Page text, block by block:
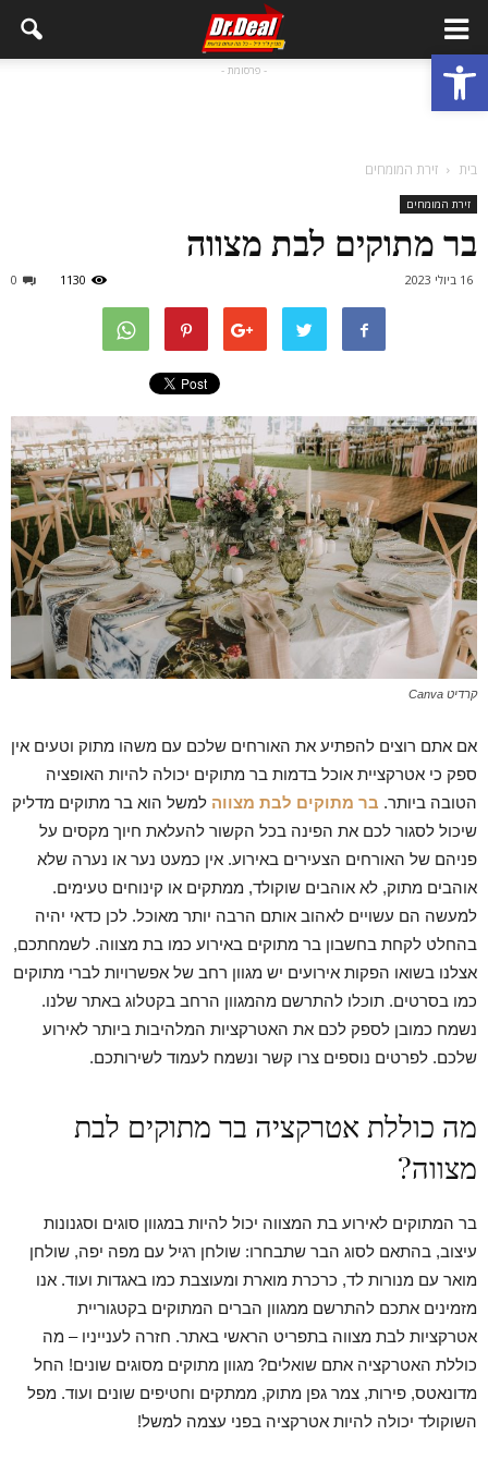
פתח סרגל נגישות - פרסומת -
בית זירת המומחים
זירת המומחים
בר מתוקים לבת מצווה
16 ביולי 2023 0 1130
קרדיט Canva
אם אתם רוצים להפתיע את האורחים שלכם עם משהו מתוק וטעים אין
ספק כי אטרקציית אוכל בדמות בר מתוקים יכולה להיות האופציה
הטובה ביותר. בר מתוקים לבת מצווה למשל הוא בר מתוקים מדליק
שיכול לסגור לכם את הפינה בכל הקשור להעלאת חיוך מקסים על
פניהם של האורחים הצעירים באירוע. אין כמעט נער או נערה שלא
אוהבים מתוק, לא אוהבים שוקולד, ממתקים או קינוחים טעימים.
למעשה הם עשויים לאהוב אותם הרבה יותר מאוכל. לכן כדאי יהיה
בהחלט לקחת בחשבון בר מתוקים באירוע כמו בת מצווה. לשמחתכם,
אצלנו בשואו הפקות אירועים יש מגוון רחב של אפשרויות לברי מתוקים
כמו בסרטים. תוכלו להתרשם מהמגוון הרחב בקטלוג באתר שלנו.
נשמח כמובן לספק לכם את האטרקציות המלהיבות ביותר לאירוע
שלכם. לפרטים נוספים צרו קשר ונשמח לעמוד לשירותכם.
מה כוללת אטרקציה בר מתוקים לבת
מצווה?
בר המתוקים לאירוע בת המצווה יכול להיות במגוון סוגים וסגנונות
עיצוב, בהתאם לסוג הבר שתבחרו: שולחן רגיל עם מפה יפה, שולחן
מואר עם מנורות לד, כרכרת מוארת ומעוצבת כמו באגדות ועוד. אנו
מזמינים אתכם להתרשם ממגוון הברים המתוקים בקטגוריית
אטרקציות לבת מצווה בתפריט הראשי באתר. חזרה לענייניו – מה
כוללת האטרקציה אתם שואלים? מגוון מתוקים מסוגים שונים! החל
מדונאטס, פירות, צמר גפן מתוק, ממתקים וחטיפים שונים ועוד. מפל
השוקולד יכולה להיות אטרקציה בפני עצמה למשל!